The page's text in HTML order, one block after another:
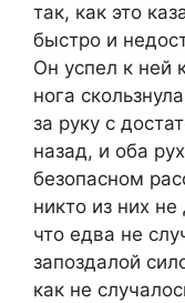
так, как это
быстро и
Он успел к ней
нога
за руку с
назад, и оба
безопасном
никто из них не
что едва не
запоздалой
как не